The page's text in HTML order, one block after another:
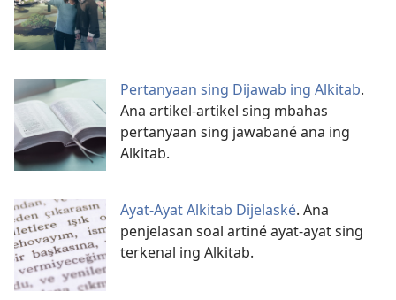
Pertanyaan sing Dijawab ing Alkitab.
Ana artikel-artikel sing mbahas
pertanyaan sing jawabané ana ing
Alkitab.
Ayat-Ayat Alkitab Dijelaské. Ana
penjelasan soal artiné ayat-ayat sing
terkenal ing Alkitab.